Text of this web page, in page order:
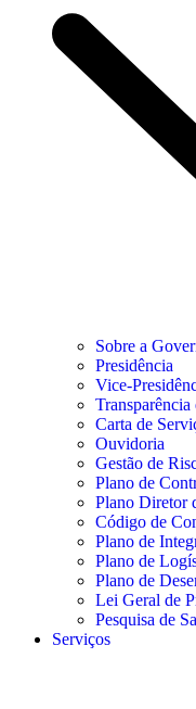
Sobre a
Presidência
Vice-
Transparência
Carta de
Ouvidoria
Gestão de
Plano de
Plano Diretor
Código de
Plano de
Plano de
Plano de
Lei Geral de
Pesquisa de
Serviços